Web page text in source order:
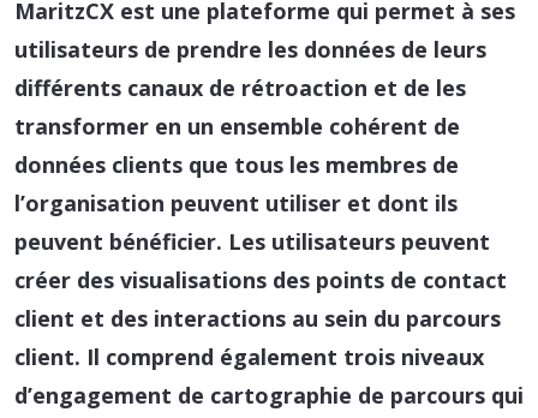
MaritzCX est une plateforme qui permet à ses
utilisateurs de prendre les données de leurs
différents canaux de rétroaction et de les
transformer en un ensemble cohérent de
données clients que tous les membres de
l’organisation peuvent utiliser et dont ils
peuvent bénéficier. Les utilisateurs peuvent
créer des visualisations des points de contact
client et des interactions au sein du parcours
client. Il comprend également trois niveaux
d’engagement de cartographie de parcours qui